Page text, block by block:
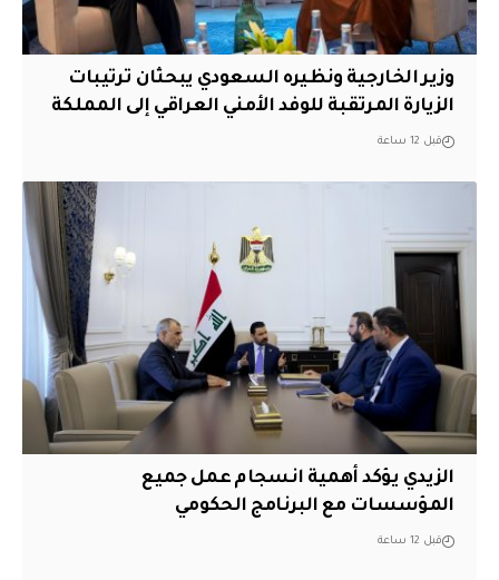
وزير الخارجية ونظيره السعودي يبحثان ترتيبات
الزيارة المرتقبة للوفد الأمني العراقي إلى المملكة
قبل 12 ساعة
الزيدي يؤكد أهمية انسجام عمل جميع
المؤسسات مع البرنامج الحكومي
قبل 12 ساعة